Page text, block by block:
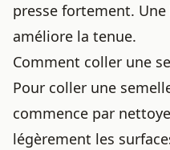
presse fortement.
améliore la tenue.
Comment coller une
Pour coller une
commence par
légèrement les